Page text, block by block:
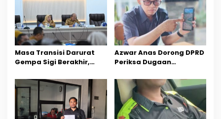
Masa Transisi Darurat
Gempa Sigi Berakhir,
Percepatan Pemulihan
Azwar Anas Dorong DPRD
Periksa Dugaan
Wilayah Tambang PT
CPM